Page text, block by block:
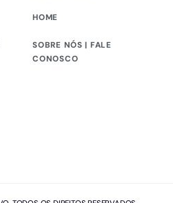
HOME
SOBRE NÓS | FALE
CONOSCO